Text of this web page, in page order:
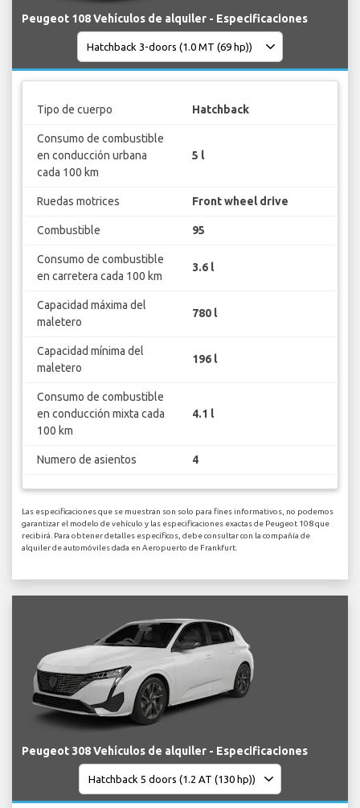
Peugeot 108 Vehículos de alquiler - Especificaciones
Tipo de cuerpo Hatchback
Consumo de combustible
en conducción urbana
cada 100 km
5 l
Ruedas motrices Front wheel drive
Combustible 95
Consumo de combustible
en carretera cada 100 km
3.6 l
Capacidad máxima del
maletero
780 l
Capacidad mínima del
maletero
196 l
Consumo de combustible
en conducción mixta cada
100 km
4.1 l
Numero de asientos 4
Las especificaciones que se muestran son solo para fines informativos, no podemos
garantizar el modelo de vehículo y las especificaciones exactas de Peugeot 108 que
recibirá. Para obtener detalles específicos, debe consultar con la compañía de
alquiler de automóviles dada en Aeropuerto de Frankfurt.
Peugeot 308 Vehículos de alquiler - Especificaciones